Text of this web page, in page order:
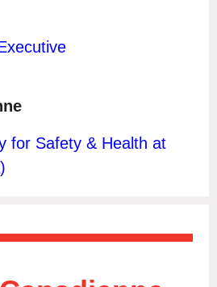
for Safety & Health at